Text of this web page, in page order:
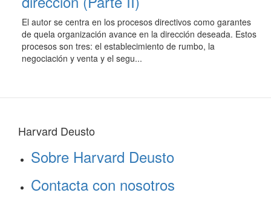
El autor se centra en los procesos directivos como garantes
de quela organización avance en la dirección deseada. Estos
procesos son tres: el establecimiento de rumbo, la
negociación y venta y el segu...
Harvard Deusto
Sobre Harvard Deusto
Contacta con nosotros